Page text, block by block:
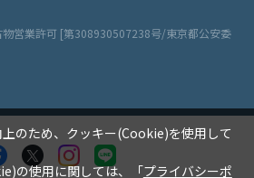
物営業許可 [第308930507238号/東京都公安委
のため、クッキー(Cookie)を使用して
の使用に関しては、「プライバシーポ